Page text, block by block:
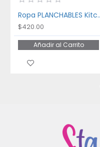
Ropa
$420.00
Añadir al Carrito